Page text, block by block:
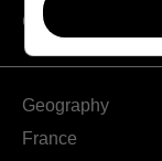
CATEGORIES
Geography
France